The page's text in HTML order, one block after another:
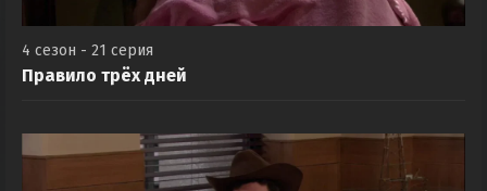
4 сезон - 21 серия
Правило трёх дней